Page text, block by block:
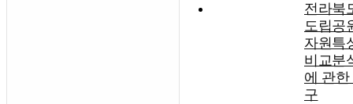
전라북
도립공
자원특
비교분
에 관한
구